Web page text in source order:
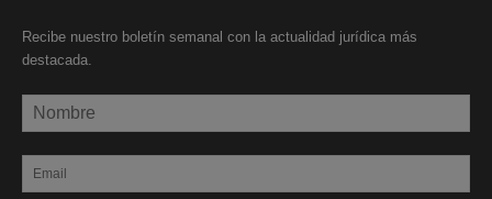
Recibe nuestro boletín semanal con la actualidad jurídica más
destacada.